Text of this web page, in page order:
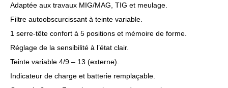
Adaptée aux travaux MIG/MAG, TIG et meulage.
Filtre autoobscurcissant à teinte variable.
1 serre-tête confort à 5 positions et mémoire de forme.
Réglage de la sensibilité à l’état clair.
Teinte variable 4/9 – 13 (externe).
Indicateur de charge et batterie remplaçable.